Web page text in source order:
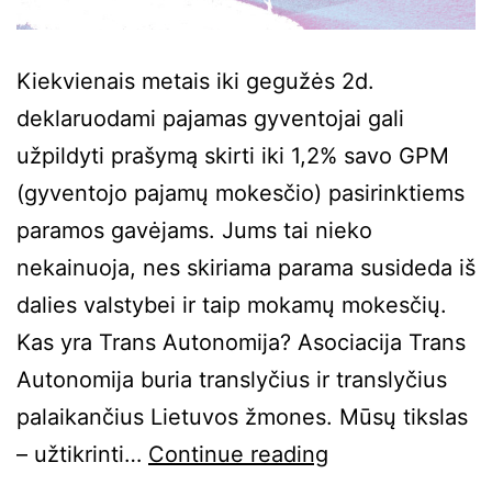
Kiekvienais metais iki gegužės 2d.
deklaruodami pajamas gyventojai gali
užpildyti prašymą skirti iki 1,2% savo GPM
(gyventojo pajamų mokesčio) pasirinktiems
paramos gavėjams. Jums tai nieko
nekainuoja, nes skiriama parama susideda iš
dalies valstybei ir taip mokamų mokesčių.
Kas yra Trans Autonomija? Asociacija Trans
Autonomija buria translyčius ir translyčius
palaikančius Lietuvos žmones. Mūsų tikslas
– užtikrinti… Continue reading